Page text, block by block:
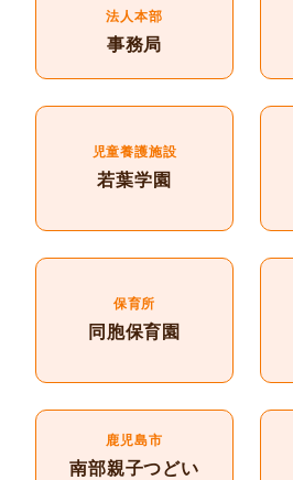
法人本部
事務局
児童養護施設
若葉学園
保育所
同胞保育園
鹿児島市
南部親子つどい